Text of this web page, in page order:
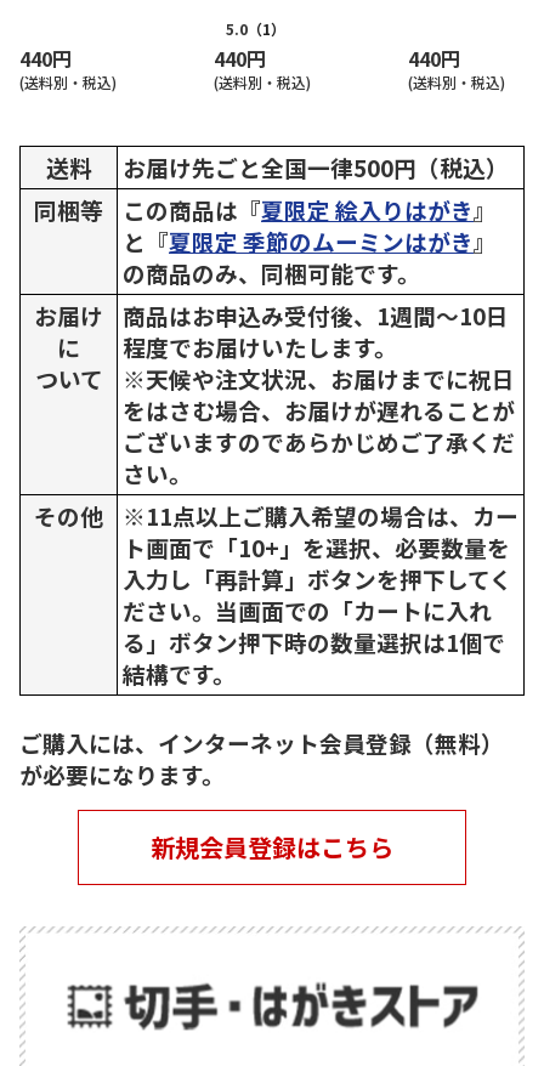
440円
(送料別・税込)
5.0 （1）
440円
(送料別・税込)
440円
(送料別・税込)
送料
お届け先ごと全国一律500円（税込）
同梱等
この商品は『夏限定 絵入りはがき』
と『夏限定 季節のムーミンはがき』
の商品のみ、同梱可能です。
お届け
に
ついて
商品はお申込み受付後、1週間～10日
程度でお届けいたします。
※天候や注文状況、お届けまでに祝日
をはさむ場合、お届けが遅れることが
ございますのであらかじめご了承くだ
さい。
その他
※11点以上ご購入希望の場合は、カー
ト画面で「10+」を選択、必要数量を
入力し「再計算」ボタンを押下してく
ださい。当画面での「カートに入れ
る」ボタン押下時の数量選択は1個で
結構です。
ご購入には、インターネット会員登録（無料）
が必要になります。
新規会員登録はこちら